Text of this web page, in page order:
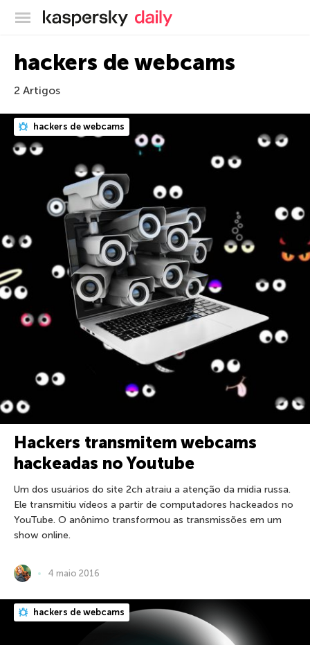
Blog oficial da Kaspersky
hackers de webcams
2 Artigos
hackers de webcams
Hackers transmitem webcams
hackeadas no Youtube
Um dos usuários do site 2ch atraiu a atenção da mídia russa.
Ele transmitiu vídeos a partir de computadores hackeados no
YouTube. O anônimo transformou as transmissões em um
show online.
4 maio 2016
hackers de webcams